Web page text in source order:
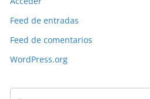
Feed de entradas
Feed de comentarios
WordPress.org